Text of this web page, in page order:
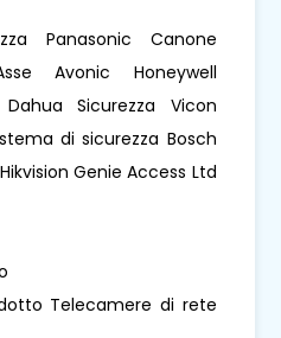
Panasonic Canone
Avonic Honeywell
Sicurezza Vicon
di sicurezza Bosch
Genie Access Ltd
Telecamere di rete